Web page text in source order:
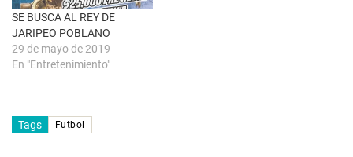
e
n
t
a
n
a
n
)
SE BUSCA AL REY DE
JARIPEO POBLANO
29 de mayo de 2019
En "Entretenimiento"
Tags Futbol